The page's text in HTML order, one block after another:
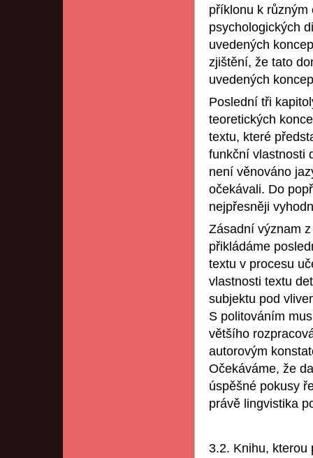
příklonu k různým
psychologických
uvedených
zjištění, že tato
uvedených
Poslední tři
teoretických
textu, které
funkční vlastnosti
není věnováno
očekávali. Do
nejpřesněji
Zásadní význam
přikládáme
textu v procesu
vlastnosti textu
subjektu pod
S politováním
většího
autorovým
Očekáváme, že
úspěšné pokusy
právě lingvistika
3.2. Knihu, kterou